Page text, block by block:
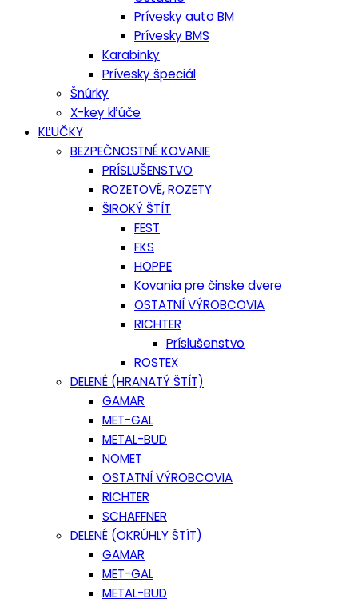
Prívesky auto BM
Prívesky BMS
Karabinky
Prívesky špeciál
Šnúrky
X-key kľúče
KĽUČKY
BEZPEČNOSTNÉ KOVANIE
PRÍSLUŠENSTVO
ROZETOVÉ, ROZETY
ŠIROKÝ ŠTÍT
FEST
FKS
HOPPE
Kovania pre činske dvere
OSTATNÍ VÝROBCOVIA
RICHTER
Príslušenstvo
ROSTEX
DELENÉ (HRANATÝ ŠTÍT)
GAMAR
MET-GAL
METAL-BUD
NOMET
OSTATNÍ VÝROBCOVIA
RICHTER
SCHAFFNER
DELENÉ (OKRÚHLY ŠTÍT)
GAMAR
MET-GAL
METAL-BUD